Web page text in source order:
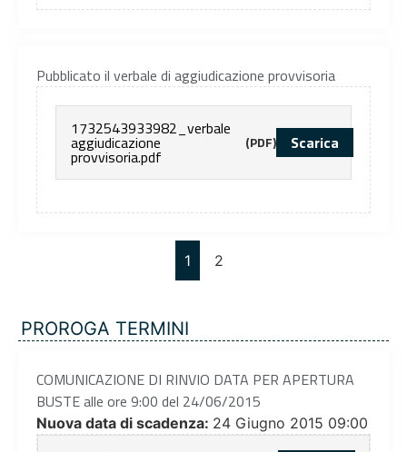
Pubblicato il verbale di aggiudicazione provvisoria
1732543933982_verbale
aggiudicazione
provvisoria.pdf
(PDF) Scarica
1 2
PROROGA TERMINI
COMUNICAZIONE DI RINVIO DATA PER APERTURA
BUSTE alle ore 9:00 del 24/06/2015
Nuova data di scadenza: 24 Giugno 2015 09:00